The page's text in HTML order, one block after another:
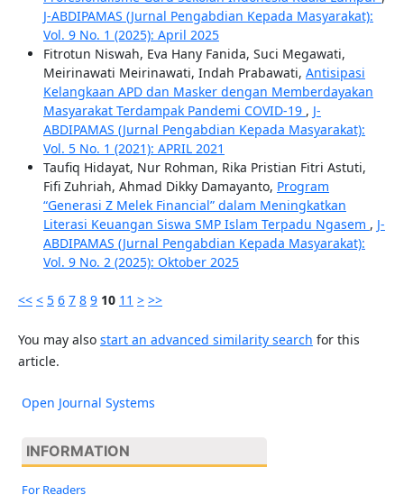
J-ABDIPAMAS (Jurnal Pengabdian Kepada Masyarakat):
Vol. 9 No. 1 (2025): April 2025
Fitrotun Niswah, Eva Hany Fanida, Suci Megawati,
Meirinawati Meirinawati, Indah Prabawati, Antisipasi
Kelangkaan APD dan Masker dengan Memberdayakan
Masyarakat Terdampak Pandemi COVID-19 , J-
ABDIPAMAS (Jurnal Pengabdian Kepada Masyarakat):
Vol. 5 No. 1 (2021): APRIL 2021
Taufiq Hidayat, Nur Rohman, Rika Pristian Fitri Astuti,
Fifi Zuhriah, Ahmad Dikky Damayanto, Program
“Generasi Z Melek Financial” dalam Meningkatkan
Literasi Keuangan Siswa SMP Islam Terpadu Ngasem , J-
ABDIPAMAS (Jurnal Pengabdian Kepada Masyarakat):
Vol. 9 No. 2 (2025): Oktober 2025
<< < 5 6 7 8 9 10 11 > >>
You may also start an advanced similarity search for this
article.
Open Journal Systems
INFORMATION
For Readers